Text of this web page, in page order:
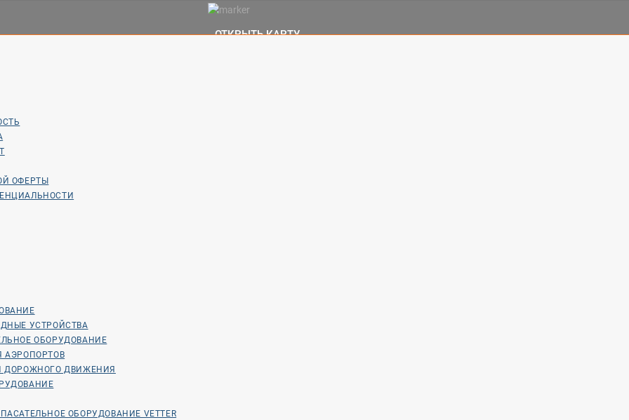
ОТКРЫТЬ КАРТУ
ОФЕРТЫ
УСТРОЙСТВА
ОБОРУДОВАНИЕ
АЭРОПОРТОВ
ДОРОЖНОГО ДВИЖЕНИЯ
ОБОРУДОВАНИЕ VETTER